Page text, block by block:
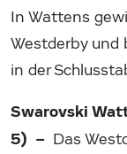
In Wattens
Westderby
in der
Swarovski
5) – Das